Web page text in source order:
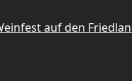
auf den